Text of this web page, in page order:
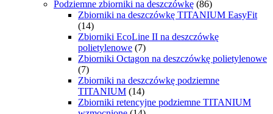
Podziemne zbiorniki na deszczówkę (86)
Zbiorniki na deszczówkę TITANIUM EasyFit
(14)
Zbiorniki EcoLine II na deszczówkę
polietylenowe (7)
Zbiorniki Octagon na deszczówkę polietylenowe
(7)
Zbiorniki na deszczówkę podziemne
TITANIUM (14)
Zbiorniki retencyjne podziemne TITANIUM